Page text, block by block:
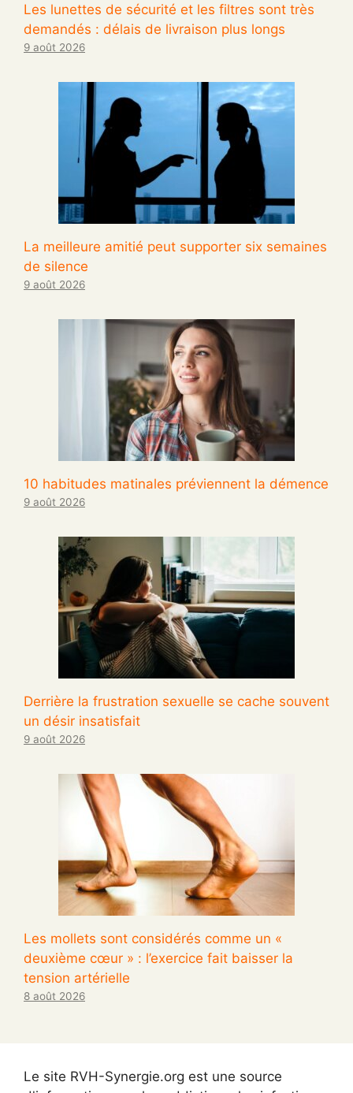
Les lunettes de sécurité et les filtres sont très
demandés : délais de livraison plus longs
9 août 2026
La meilleure amitié peut supporter six semaines
de silence
9 août 2026
10 habitudes matinales préviennent la démence
9 août 2026
Derrière la frustration sexuelle se cache souvent
un désir insatisfait
9 août 2026
Les mollets sont considérés comme un «
deuxième cœur » : l’exercice fait baisser la
tension artérielle
8 août 2026
Le site RVH-Synergie.org est une source